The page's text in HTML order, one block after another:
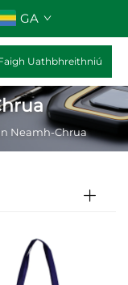
GA
Uathbhreithniú
Neamh-Chrua